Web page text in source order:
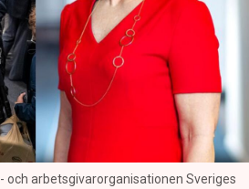
och arbetsgivarorganisationen Sveriges